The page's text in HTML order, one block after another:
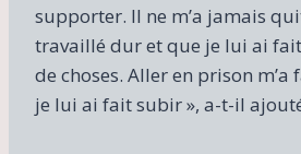
supporter. Il ne m’a jamais
travaillé dur et que je lui ai
de choses. Aller en prison
je lui ai fait subir », a-t-il